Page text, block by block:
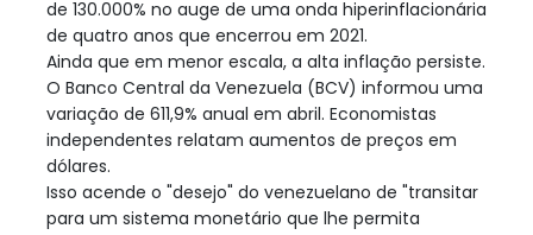
de 130.000% no auge de uma onda hiperinflacionária
de quatro anos que encerrou em 2021.
Ainda que em menor escala, a alta inflação persiste.
O Banco Central da Venezuela (BCV) informou uma
variação de 611,9% anual em abril. Economistas
independentes relatam aumentos de preços em
dólares.
Isso acende o "desejo" do venezuelano de "transitar
para um sistema monetário que lhe permita